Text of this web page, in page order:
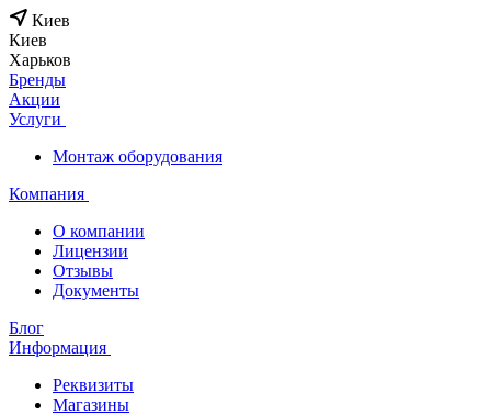
Киев
Киев
Харьков
Бренды
Акции
Услуги
Монтаж оборудования
Компания
О компании
Лицензии
Отзывы
Документы
Блог
Информация
Реквизиты
Магазины